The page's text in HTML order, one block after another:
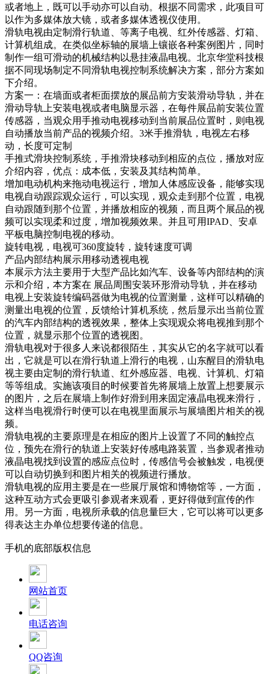
或者地上，既可以手动亦可以自动。根据不同需求，此项目可
以作为多媒体放大镜，或者多媒体透视仪使用。
滑轨电视由定制滑行轨道、等离子电视、红外传感器、灯箱、
计算机组成。在类似坐标轴的展墙上镶嵌各种案例图片，同时
制作一组可滑动的机械结构以悬挂液晶电视。北京华堂科技根
据不同现场制定不同滑轨电视控制系统解决方案，部分方案如
下介绍。
方案一：在墙面或者柜面摆放的展品前方安装滑动导轨，并在
滑动导轨上安装电视或者电脑显示器，在每件展品前安装位置
传感器，当观众用手推动电视移动到当前展品位置时，则电视
自动播放当前产品的视频介绍。3米手推滑轨，电视左右移
动，长度可定制
手推式滑块控制系统，手推滑块移动到相应的点位，播放对应
介绍内容，优点：成本低，安装及其结构简单。
增加电动机构来拖动电视运行，增加人体感应设备，能够实现
电视自动跟踪观众运行，可以实现，观众走到那个位置，电视
自动跟随到那个位置，并播放相应的视频，而且两个展品的视
频可以实现柔和过度，增加视频效果。并且可用IPAD、安卓
平板电脑控制电视的移动。
旋转电视，电视可360度旋转，旋转速度可调
产品内部结构展示用移动透视电视
本展示方法主要用于大型产品比如汽车、设备等内部结构的演
示和介绍，本方案在 展品周围安装环形滑动导轨，并在移动
电视上安装旋转编码器做为电视的位置测量，这样可以精确的
测量出电视的位置，反馈给计算机系统，然后显示出当前位置
的汽车内部结构的透视效果，整体上实现观众将电视推到那个
位置，就显示那个位置的透视图。
滑轨电视对于很多人来说都很陌生，其实从它的名字就可以看
出，它就是可以在滑行轨道上滑行的电视，山东醒目的滑轨电
视主要由定制的滑行轨道、红外感应器、电视、计算机、灯箱
等等组成。实施该项目的时候要首先将展墙上放置上想要展示
的图片，之后在展墙上制作好滑到用来固定液晶电视来滑行，
这样当电视滑行时便可以在电视里面展示与展墙图片相关的视
频。
滑轨电视的主要原理是在相应的图片上设置了不同的触控点
位，预先在滑行的轨道上安装好传感电路装置，当参观者推动
液晶电视找到设置的感应点位时，传感信号会被触发，电视便
可以自动切换到和图片相关的视频进行播放。
滑轨电视的应用主要是在一些展厅展馆和博物馆等，一方面，
这种互动方式会更吸引参观者来观看，更好得做到宣传的作
用。另一方面，电视所承载的信息量巨大，它可以将可以更多
得表达主办单位想要传递的信息。
手机的底部版权信息
网站首页
电话咨询
QQ咨询